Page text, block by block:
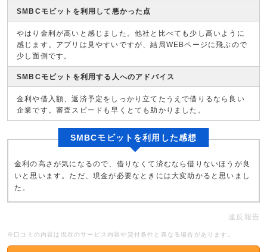
SMBCモビットを利用して悪かった点
やはり金利が高いと感じました。他社と比べても少し高いように
感じます。アプリは見やすいですが、結局WEBページに飛ぶので
少し面倒です。
SMBCモビットを利用する人へのアドバイス
金利や借入額、返済予定をしっかり立てたうえで借りるなら良い
企業です。審査スピードも早くとても助かりました。
SMBCモビットを利用した感想
金利の高さが気になるので、借りなくて済むなら借りないほうが良
いと思います。ただ、現金が必要なときには大変助かると思いまし
た。
違反報告
※口コミの内容は現在のサービス内容や貸付条件と異なる場合があります。